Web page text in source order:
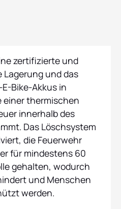
zertifizierte und
Lagerung und das
Bike-Akkus in
einer thermischen
innerhalb des
Das Löschsystem
die Feuerwehr
für mindestens 60
gehalten, wodurch
und Menschen
werden.